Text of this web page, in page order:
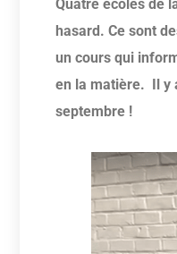
Quatre écoles de
hasard. Ce sont
un cours qui
en la matière. Il y
septembre !